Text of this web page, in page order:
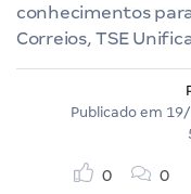
conhecimentos
Correios, TSE
Publicado em
0 0